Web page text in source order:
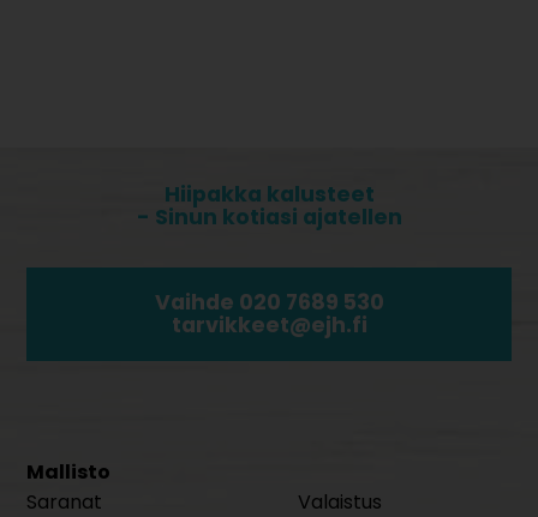
Hiipakka kalusteet
- Sinun kotiasi ajatellen
Vaihde 020 7689 530
tarvikkeet@ejh.fi
Mallisto
Saranat
Valaistus